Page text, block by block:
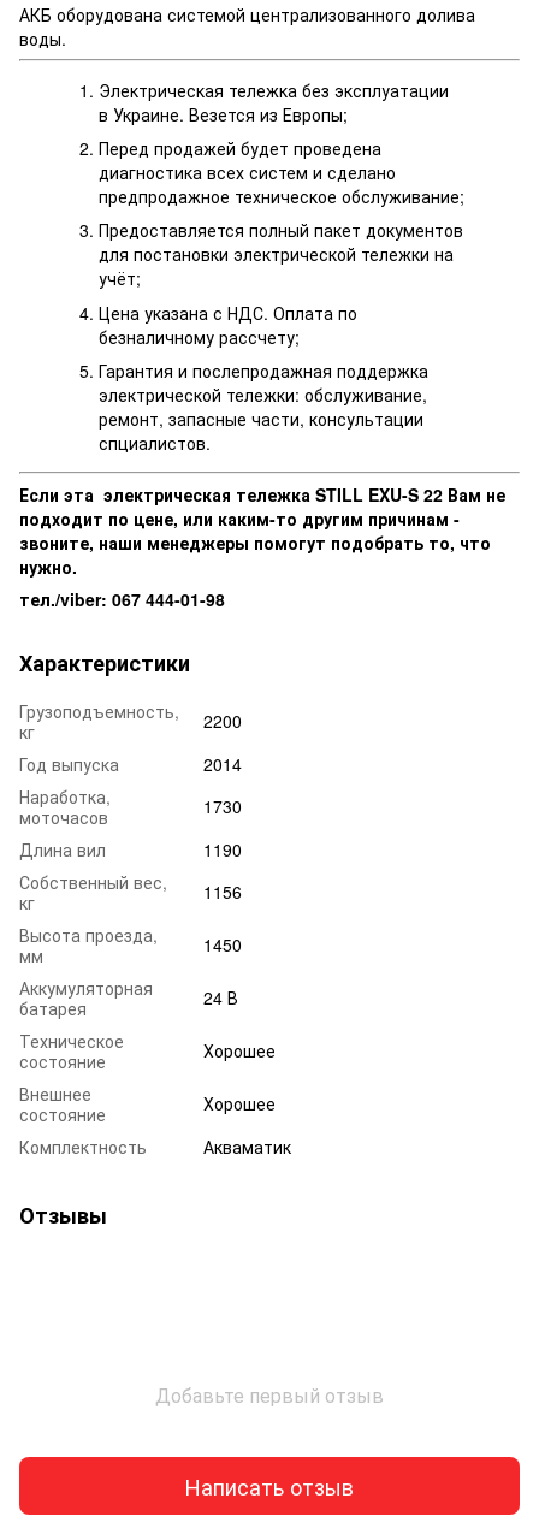
АКБ оборудована системой централизованного долива
воды.
Электрическая тележка без эксплуатации
в Украине. Везется из Европы;
Перед продажей будет проведена
диагностика всех систем и сделано
предпродажное техническое обслуживание;
Предоставляется полный пакет документов
для постановки электрической тележки на
учёт;
Цена указана с НДС. Оплата по
безналичному рассчету;
Гарантия и послепродажная поддержка
электрической тележки: обслуживание,
ремонт, запасные части, консультации
спциалистов.
Если эта электрическая тележка STILL EXU-S 22 Вам не
подходит по цене, или каким-то другим причинам -
звоните, наши менеджеры помогут подобрать то, что
нужно.
тел./viber: 067 444-01-98
Характеристики
Грузоподъемность,
кг
2200
Год выпуска
2014
Наработка,
моточасов
1730
Длина вил
1190
Собственный вес,
кг
1156
Высота проезда,
мм
1450
Аккумуляторная
батарея
24 В
Техническое
состояние
Хорошее
Внешнее
состояние
Хорошее
Комплектность
Акваматик
Отзывы
Добавьте первый отзыв
Написать отзыв